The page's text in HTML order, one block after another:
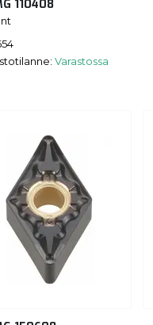
110408
Varastossa